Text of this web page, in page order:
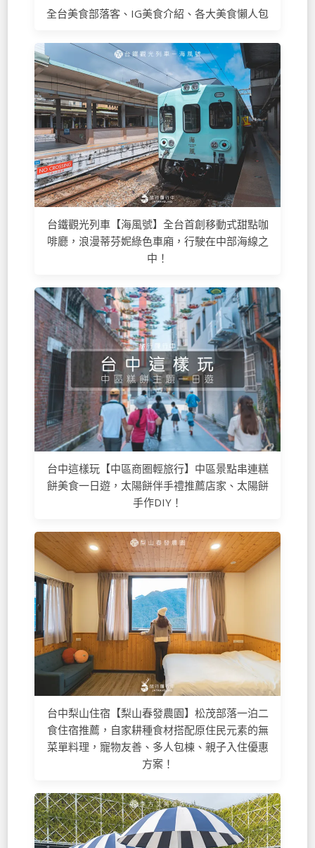
全台美食部落客、IG美食介紹、各大美食懶人包
台鐵觀光列車【海風號】全台首創移動式甜點咖
啡廳，浪漫蒂芬妮綠色車廂，行駛在中部海線之
中！
台中這樣玩【中區商圈輕旅行】中區景點串連糕
餅美食一日遊，太陽餅伴手禮推薦店家、太陽餅
手作DIY！
台中梨山住宿【梨山春發農園】松茂部落一泊二
食住宿推薦，自家耕種食材搭配原住民元素的無
菜單料理，寵物友善、多人包棟、親子入住優惠
方案！